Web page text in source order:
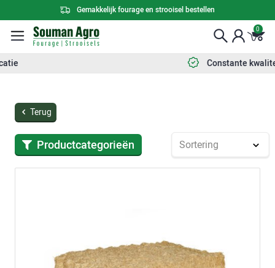
Gemakkelijk fourage en strooisel bestellen
0
Terug
Productcategorieën